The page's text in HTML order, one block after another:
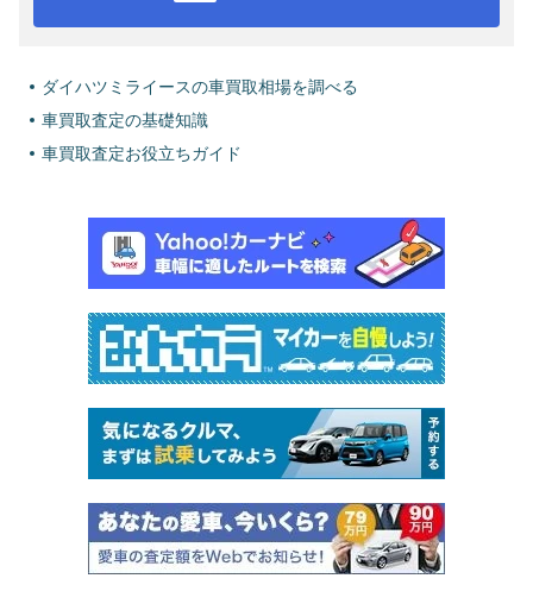
ダイハツミライースの車買取相場を調べる
車買取査定の基礎知識
車買取査定お役立ちガイド